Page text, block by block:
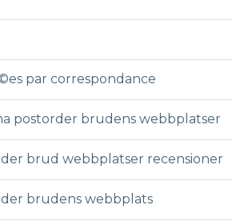
par correspondance
postorder brudens webbplatser
brud webbplatser recensioner
brudens webbplats